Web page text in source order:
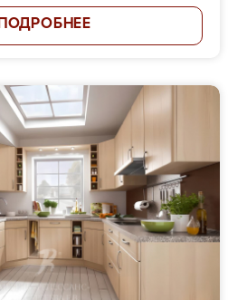
ПОДРОБНЕЕ